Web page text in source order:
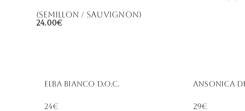
24.00€
(Semillon / Sauvignon)
ELBA BIANCO D.O.C.
24€
ANSONICA
29€